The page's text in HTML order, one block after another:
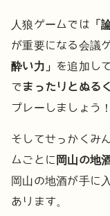
人狼ゲームでは 「
が重要になる会議
酔い力」
を追加し
でまったりとぬる
プレーしましょう！
そしてせっかくみ
ムごとに 岡山の地
岡山の地酒が手に
あります。